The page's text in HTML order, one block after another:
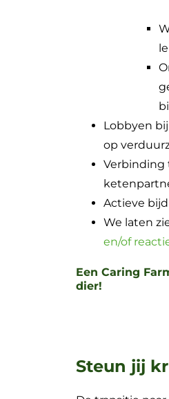
Lobbyen
op
Verbinding
Actieve
We laten
en/of
Een Caring
dier!
Steun jij